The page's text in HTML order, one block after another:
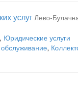
услуг Лево-
, Юридические услуги
,